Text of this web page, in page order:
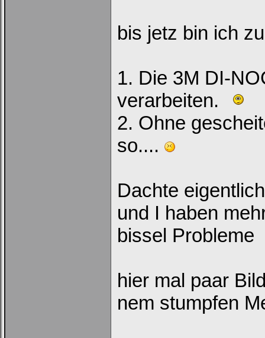
bis jetz bin ich
1. Die 3M DI-
verarbeiten.
2. Ohne
so....
Dachte
und I haben
bissel Probleme
hier mal paar
nem stumpfen